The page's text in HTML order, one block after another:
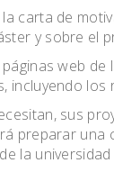
carta de
y sobre el
web
incluyendo los
sus
preparar una
la